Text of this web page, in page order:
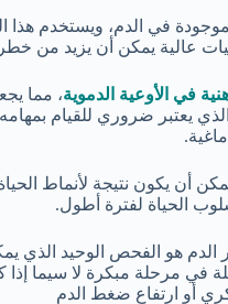
في الدم، ويستخدم
عالية يمكن أن يزيد من
في الأوعية الدموية، مما
يعتبر ضروري للقيام بمهامه،
أن يكون نتيجة لأنماط
الحياة لفترة أطول.
الدم هو الفحص الوحيد
في مرحلة مبكرة لا سيما
أو ارتفاع ضغط الدم